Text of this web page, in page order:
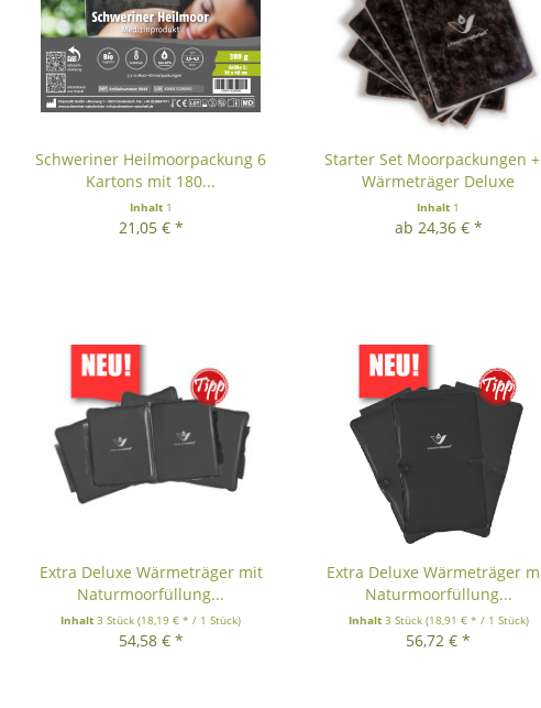
Schweriner Heilmoorpackung 6
Kartons mit 180...
Inhalt 1
21,05 € *
Starter Set Moorpackungen +
Wärmeträger Deluxe
Inhalt 1
ab 24,36 € *
Extra Deluxe Wärmeträger mit
Naturmoorfüllung...
Inhalt3 Stück(18,19 € * / 1 Stück)
54,58 € *
Extra Deluxe Wärmeträger
Naturmoorfüllung...
Inhalt 3 Stück (18,91 € * / 1 Stück)
56,72 € *